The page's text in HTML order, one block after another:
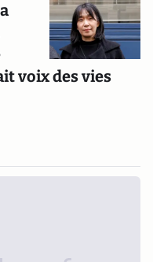
voix des vies